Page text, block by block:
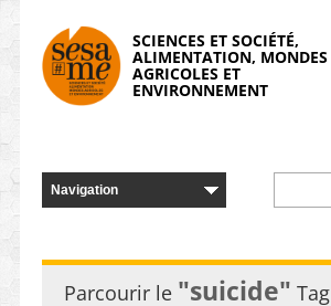
SCIENCES ET SOCIÉTÉ,
ALIMENTATION, MONDES
AGRICOLES ET
ENVIRONNEMENT
Parcourir le "suicide" Tag